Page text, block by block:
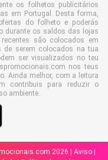
os folhetos publicitários
em Portugal. Desta forma,
do folheto e poderás
durante os saldos das lojas
são colocados em
de serem colocados na tua
ser visualizados no teu
nos teus
Ainda melhor, com a leitura
contribuis para reduzir o
ambiente.
2026 | Aviso